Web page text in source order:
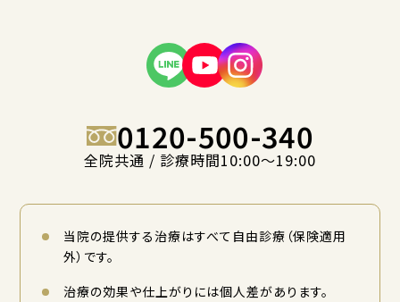
0120-500-340
全院共通 / 診療時間10:00〜19:00
当院の提供する治療はすべて自由診療（保険適用
外）です。
治療の効果や仕上がりには個人差があります。